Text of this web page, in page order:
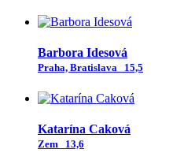
Barbora Idesová
Praha, Bratislava 15,5
Katarína Caková
Zem 13,6